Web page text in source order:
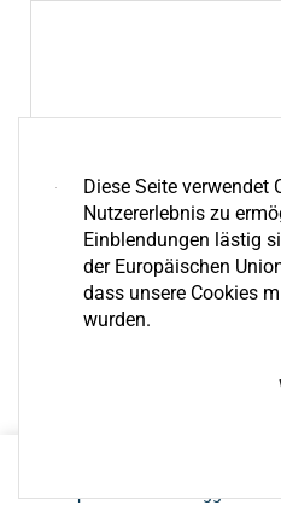
Shop Einloggen
Diese Seite verwendet
Nutzererlebnis zu
Einblendungen lästig
der Europäischen
dass unsere Cookies
wurden.